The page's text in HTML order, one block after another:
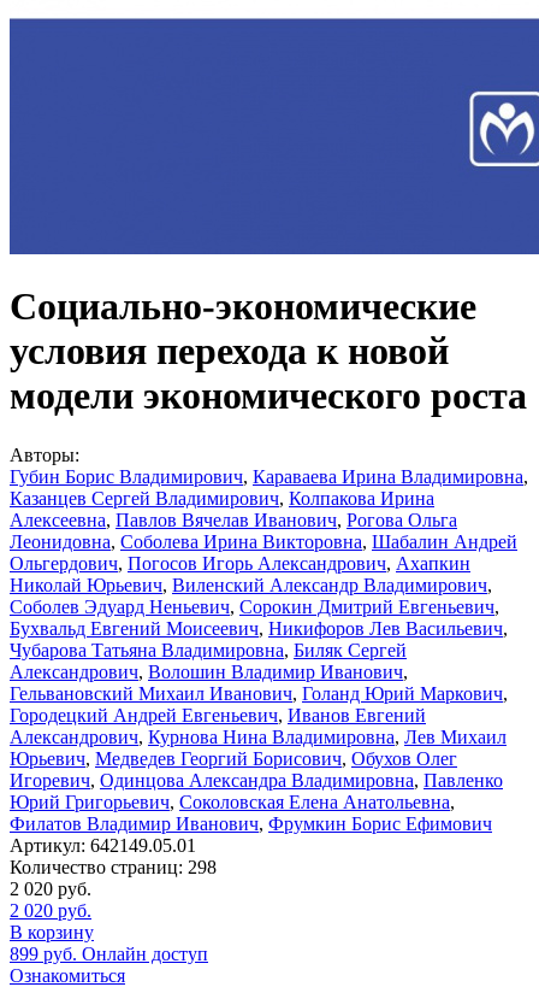
Социально-экономические
условия перехода к новой
модели экономического роста
Авторы:
Губин Борис Владимирович, Караваева Ирина Владимировна,
Казанцев Сергей Владимирович, Колпакова Ирина
Алексеевна, Павлов Вячелав Иванович, Рогова Ольга
Леонидовна, Соболева Ирина Викторовна, Шабалин Андрей
Ольгердович, Погосов Игорь Александрович, Ахапкин
Николай Юрьевич, Виленский Александр Владимирович,
Соболев Эдуард Неньевич, Сорокин Дмитрий Евгеньевич,
Бухвальд Евгений Моисеевич, Никифоров Лев Васильевич,
Чубарова Татьяна Владимировна, Биляк Сергей
Александрович, Волошин Владимир Иванович,
Гельвановский Михаил Иванович, Голанд Юрий Маркович,
Городецкий Андрей Евгеньевич, Иванов Евгений
Александрович, Курнова Нина Владимировна, Лев Михаил
Юрьевич, Медведев Георгий Борисович, Обухов Олег
Игоревич, Одинцова Александра Владимировна, Павленко
Юрий Григорьевич, Соколовская Елена Анатольевна,
Филатов Владимир Иванович, Фрумкин Борис Ефимович
Артикул: 642149.05.01
Количество страниц: 298
2 020 руб.
2 020 руб.
В корзину
899 руб. Онлайн доступ
Ознакомиться